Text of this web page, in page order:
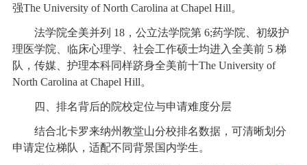
强The University of North Carolina at Chapel Hill。
法学院全美并列 18，公立法学院第 6;药学院、初级护
理医学院、临床心理学、社会工作硕士均进入全美前 5 梯
队，传媒、护理本科同样跻身全美前十The University of
North Carolina at Chapel Hill。
四、排名背后的院校定位与申请难度分层
结合北卡罗来纳州教堂山分校排名数据，可清晰划分
申请定位梯队，适配不同背景国内学生。